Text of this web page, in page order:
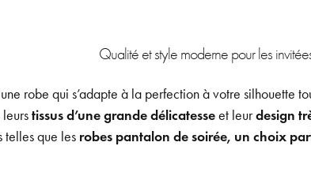
Qualité et style moderne pour les
robe qui s’adapte à la perfection à votre silhouette
leurstissus d’une grande délicatesseet leurdesign
telles que les robes pantalon de soirée, un choix